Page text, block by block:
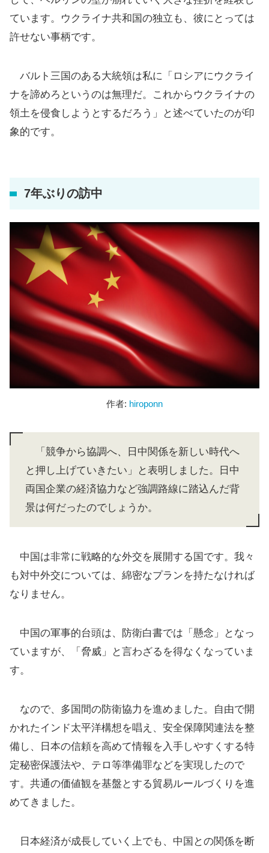
ています。ウクライナ共和国の独立も、彼にとっては
許せない事柄です。
バルト三国のある大統領は私に「ロシアにウクライ
ナを諦めろというのは無理だ。これからウクライナの
領土を侵食しようとするだろう」と述べていたのが印
象的です。
7年ぶりの訪中
作者: hiroponn
「競争から協調へ、日中関係を新しい時代へ
と押し上げていきたい」と表明しました。日中
両国企業の経済協力など強調路線に踏込んだ背
景は何だったのでしょうか。
中国は非常に戦略的な外交を展開する国です。我々
も対中外交については、綿密なプランを持たなければ
なりません。
中国の軍事的台頭は、防衛白書では「懸念」となっ
ていますが、「脅威」と言わざるを得なくなっていま
す。
なので、多国間の防衛協力を進めました。自由で開
かれたインド太平洋構想を唱え、安全保障関連法を整
備し、日本の信頼を高めて情報を入手しやすくする特
定秘密保護法や、テロ等準備罪などを実現したので
す。共通の価値観を基盤とする貿易ルールづくりを進
めてきました。
日本経済が成長していく上でも、中国との関係を断